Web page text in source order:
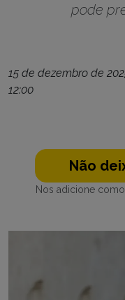
pode
15 de dezembro de
12:00
Não
Nos adicione como